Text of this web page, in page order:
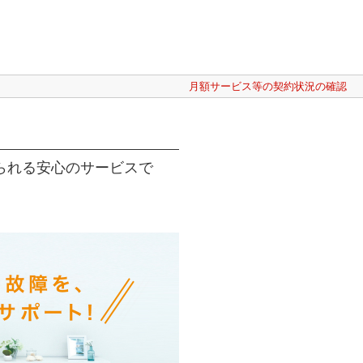
月額サービス等の契約状況の確認
れる安心のサービスで